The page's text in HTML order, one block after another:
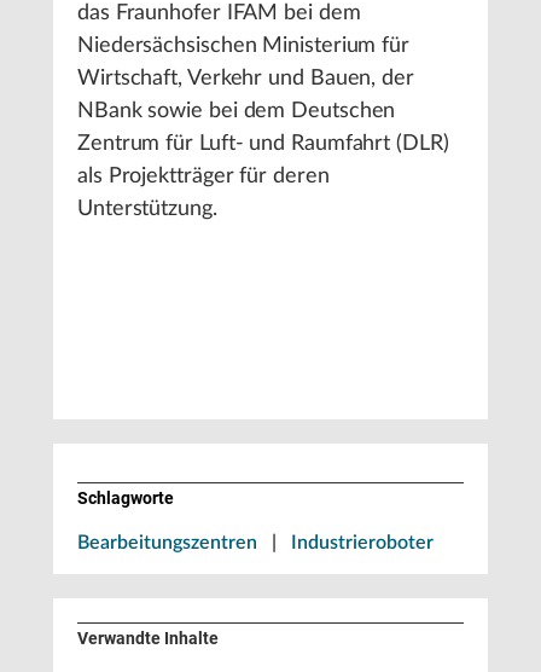
das Fraunhofer IFAM bei dem
Niedersächsischen Ministerium für
Wirtschaft, Verkehr und Bauen, der
NBank sowie bei dem Deutschen
Zentrum für Luft- und Raumfahrt (DLR)
als Projektträger für deren
Unterstützung.
Schlagworte
Bearbeitungszentren Industrieroboter
Verwandte Inhalte